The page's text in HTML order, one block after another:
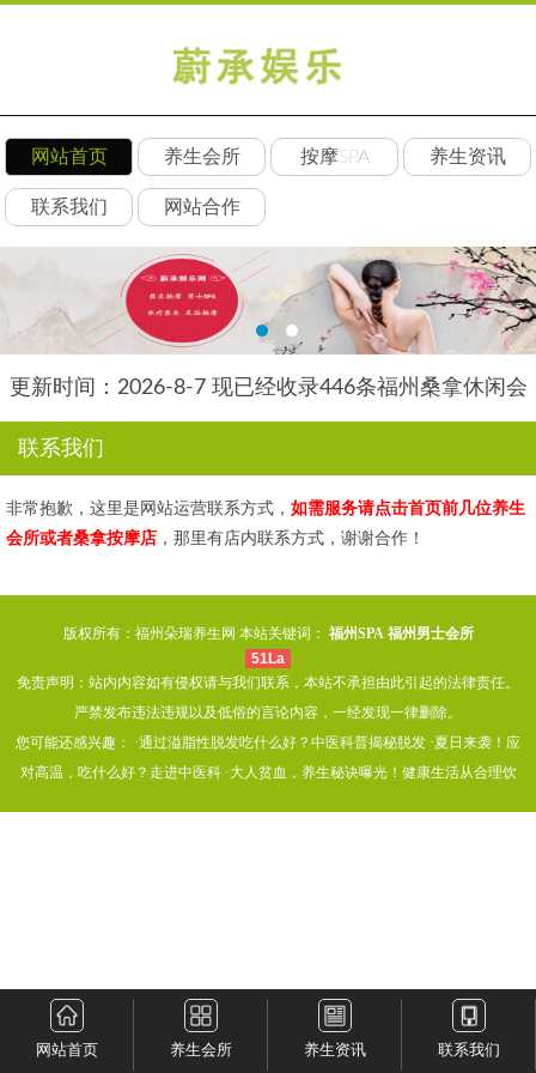
网站首页 养生会所 按摩SPA 养生资讯
联系我们 网站合作
更新时间：2026-8-7 现已经收录446条福州桑拿休闲会
联系我们
非常抱歉，这里是网站运营联系方式， 如需服务请点击首页前几位养生
会所或者桑拿按摩店 ，那里有店内联系方式，谢谢合作！
版权所有：福州朵瑞养生网 本站关键词： 福州SPA 福州男士会所
51La
免责声明：站内内容如有侵权请与我们联系，本站不承担由此引起的法律责任。
严禁发布违法违规以及低俗的言论内容，一经发现一律删除。
您可能还感兴趣： ·通过溢脂性脱发吃什么好？中医科普揭秘脱发 ·夏日来袭！应
对高温，吃什么好？走进中医科·大人贫血，养生秘诀曝光！健康生活从合理饮
网站首页 养生会所 养生资讯 联系我们